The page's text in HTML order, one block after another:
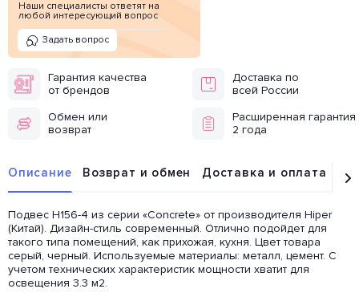
Наши специалисты ответят на
любой интересующий вопрос
Задать вопрос
Гарантия качества
от брендов
Доставка по
всей России
Обмен или
возврат
Расширенная гарантия
2 года
Описание Возврат и обмен Доставка и оплата
Подвес H156-4 из серии «Concrete» от производителя Hiper
(Китай). Дизайн-стиль современный. Отлично подойдет для
такого типа помещений, как прихожая, кухня. Цвет товара
серый, черный. Используемые материалы: металл, цемент. С
учетом технических характеристик мощности хватит для
освещения 3.3 м2.